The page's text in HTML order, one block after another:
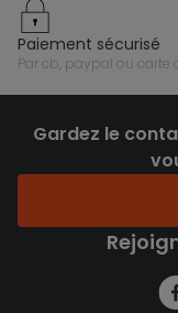
paiement sécurisé
par cb, paypal ou carte
Gardez le